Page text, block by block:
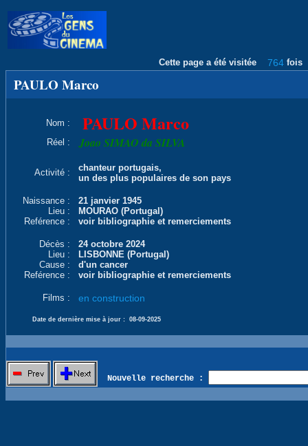
Cette page a été visitée 764 fois
PAULO Marco
Nom : PAULO Marco
Réel : Joao SIMAO da SILVA
Activité :
chanteur portugais,
un des plus populaires de son pays
Naissance :
21 janvier 1945
Lieu :
MOURAO (Portugal)
Reférence :
voir bibliographie et remerciements
Décès :
24 octobre 2024
Lieu :
LISBONNE (Portugal)
Cause :
d'un cancer
Reférence :
voir bibliographie et remerciements
Films : en construction
Date de dernière mise à jour : 08-09-2025
Nouvelle recherche :